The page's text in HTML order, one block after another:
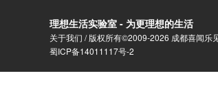
理想生活实验室 - 为更理想的生活
关于我们 / 版权所有©2009-2026 成都喜闻乐
蜀ICP备14011117号-2